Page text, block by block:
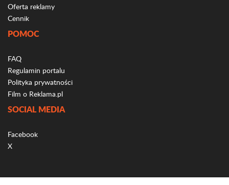
Oferta reklamy
Cennik
POMOC
FAQ
Regulamin portalu
Polityka prywatności
Film o Reklama.pl
SOCIAL MEDIA
Facebook
X